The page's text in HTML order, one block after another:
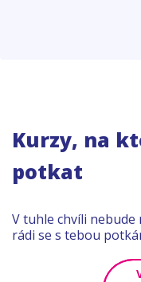
Kurzy, na
potkat
V tuhle chvíli nebude
rádi se s tebou